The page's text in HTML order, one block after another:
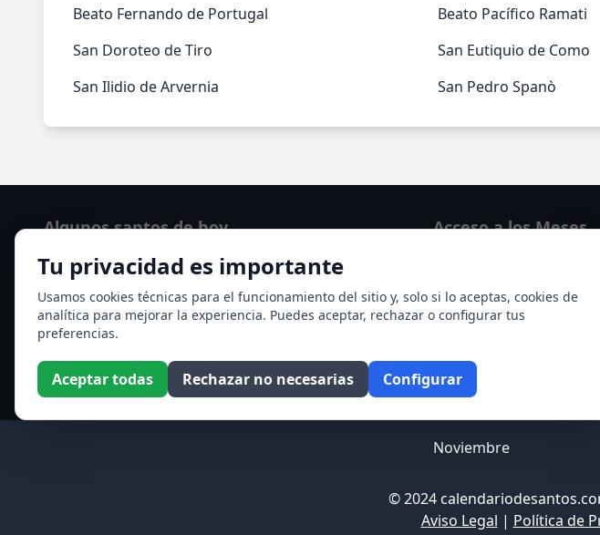
Beato Fernando de Portugal Beato Pacífico Ramati
San Doroteo de Tiro
San Eutiquio de Como
San Ilidio de Arvernia
San Pedro Spanò
Tu privacidad es importante
Usamos cookies técnicas para el funcionamiento del sitio y, solo si lo aceptas, cookies de
analítica para mejorar la experiencia. Puedes aceptar, rechazar o configurar tus
preferencias.
Aceptar todas Rechazar no necesarias Configurar
Algunos santos de hoy
San Hormisda papa
Ver todos los santos de hoy
Acceso a los Meses
Marzo
Julio
Noviembre
© 2024
Aviso Legal | Política de